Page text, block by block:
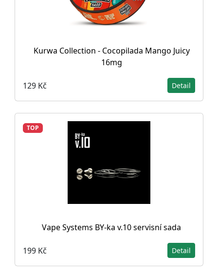
Kurwa Collection - Cocopilada Mango Juicy
16mg
129 Kč Detail
TOP
Vape Systems BY-ka v.10 servisní sada
199 Kč Detail